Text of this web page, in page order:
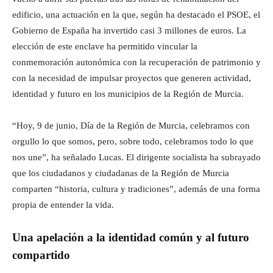
edificio, una actuación en la que, según ha destacado el PSOE, el
Gobierno de España ha invertido casi 3 millones de euros. La
elección de este enclave ha permitido vincular la
conmemoración autonómica con la recuperación de patrimonio y
con la necesidad de impulsar proyectos que generen actividad,
identidad y futuro en los municipios de la Región de Murcia.
“Hoy, 9 de junio, Día de la Región de Murcia, celebramos con
orgullo lo que somos, pero, sobre todo, celebramos todo lo que
nos une”, ha señalado Lucas. El dirigente socialista ha subrayado
que los ciudadanos y ciudadanas de la Región de Murcia
comparten “historia, cultura y tradiciones”, además de una forma
propia de entender la vida.
Una apelación a la identidad común y al futuro
compartido